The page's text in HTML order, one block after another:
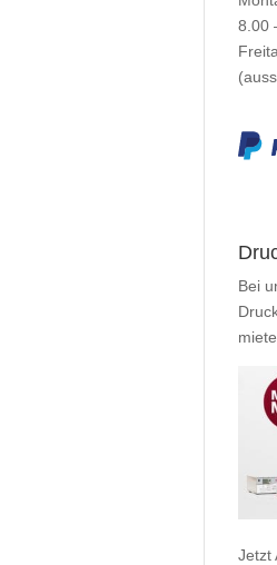
8.00
Bei
Jetzt